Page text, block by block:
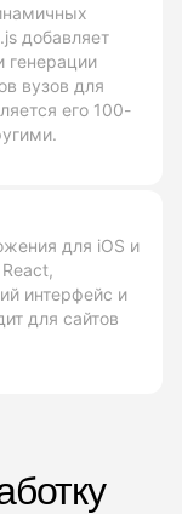
добавляет
генерации
вузов для
его 100-
для iOS и
интерфейс и
для сайтов